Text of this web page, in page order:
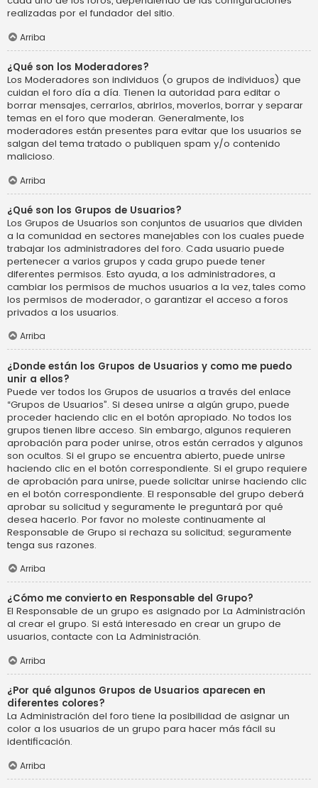
realizadas por el fundador del sitio.
Arriba
¿Qué son los Moderadores?
Los Moderadores son individuos (o grupos de individuos) que
cuidan el foro día a día. Tienen la autoridad para editar o
borrar mensajes, cerrarlos, abrirlos, moverlos, borrar y separar
temas en el foro que moderan. Generalmente, los
moderadores están presentes para evitar que los usuarios se
salgan del tema tratado o publiquen spam y/o contenido
malicioso.
Arriba
¿Qué son los Grupos de Usuarios?
Los Grupos de Usuarios son conjuntos de usuarios que dividen
a la comunidad en sectores manejables con los cuales puede
trabajar los administradores del foro. Cada usuario puede
pertenecer a varios grupos y cada grupo puede tener
diferentes permisos. Esto ayuda, a los administradores, a
cambiar los permisos de muchos usuarios a la vez, tales como
los permisos de moderador, o garantizar el acceso a foros
privados a los usuarios.
Arriba
¿Donde están los Grupos de Usuarios y como me puedo
unir a ellos?
Puede ver todos los Grupos de usuarios a través del enlace
“Grupos de Usuarios”. Si desea unirse a algún grupo, puede
proceder haciendo clic en el botón apropiado. No todos los
grupos tienen libre acceso. Sin embargo, algunos requieren
aprobación para poder unirse, otros están cerrados y algunos
son ocultos. Si el grupo se encuentra abierto, puede unirse
haciendo clic en el botón correspondiente. Si el grupo requiere
de aprobación para unirse, puede solicitar unirse haciendo clic
en el botón correspondiente. El responsable del grupo deberá
aprobar su solicitud y seguramente le preguntará por qué
desea hacerlo. Por favor no moleste continuamente al
Responsable de Grupo si rechaza su solicitud; seguramente
tenga sus razones.
Arriba
¿Cómo me convierto en Responsable del Grupo?
El Responsable de un grupo es asignado por La Administración
al crear el grupo. Si está interesado en crear un grupo de
usuarios, contacte con La Administración.
Arriba
¿Por qué algunos Grupos de Usuarios aparecen en
diferentes colores?
La Administración del foro tiene la posibilidad de asignar un
color a los usuarios de un grupo para hacer más fácil su
identificación.
Arriba